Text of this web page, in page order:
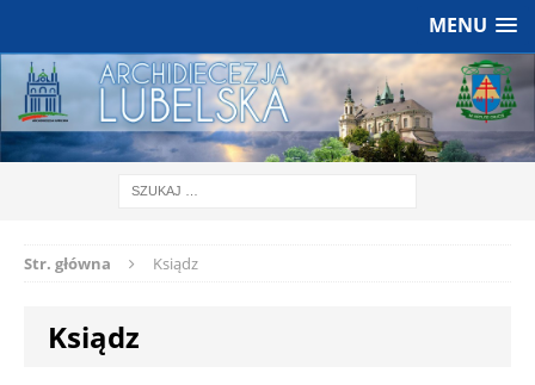
MENU
Str. główna Ksiądz
Ksiądz